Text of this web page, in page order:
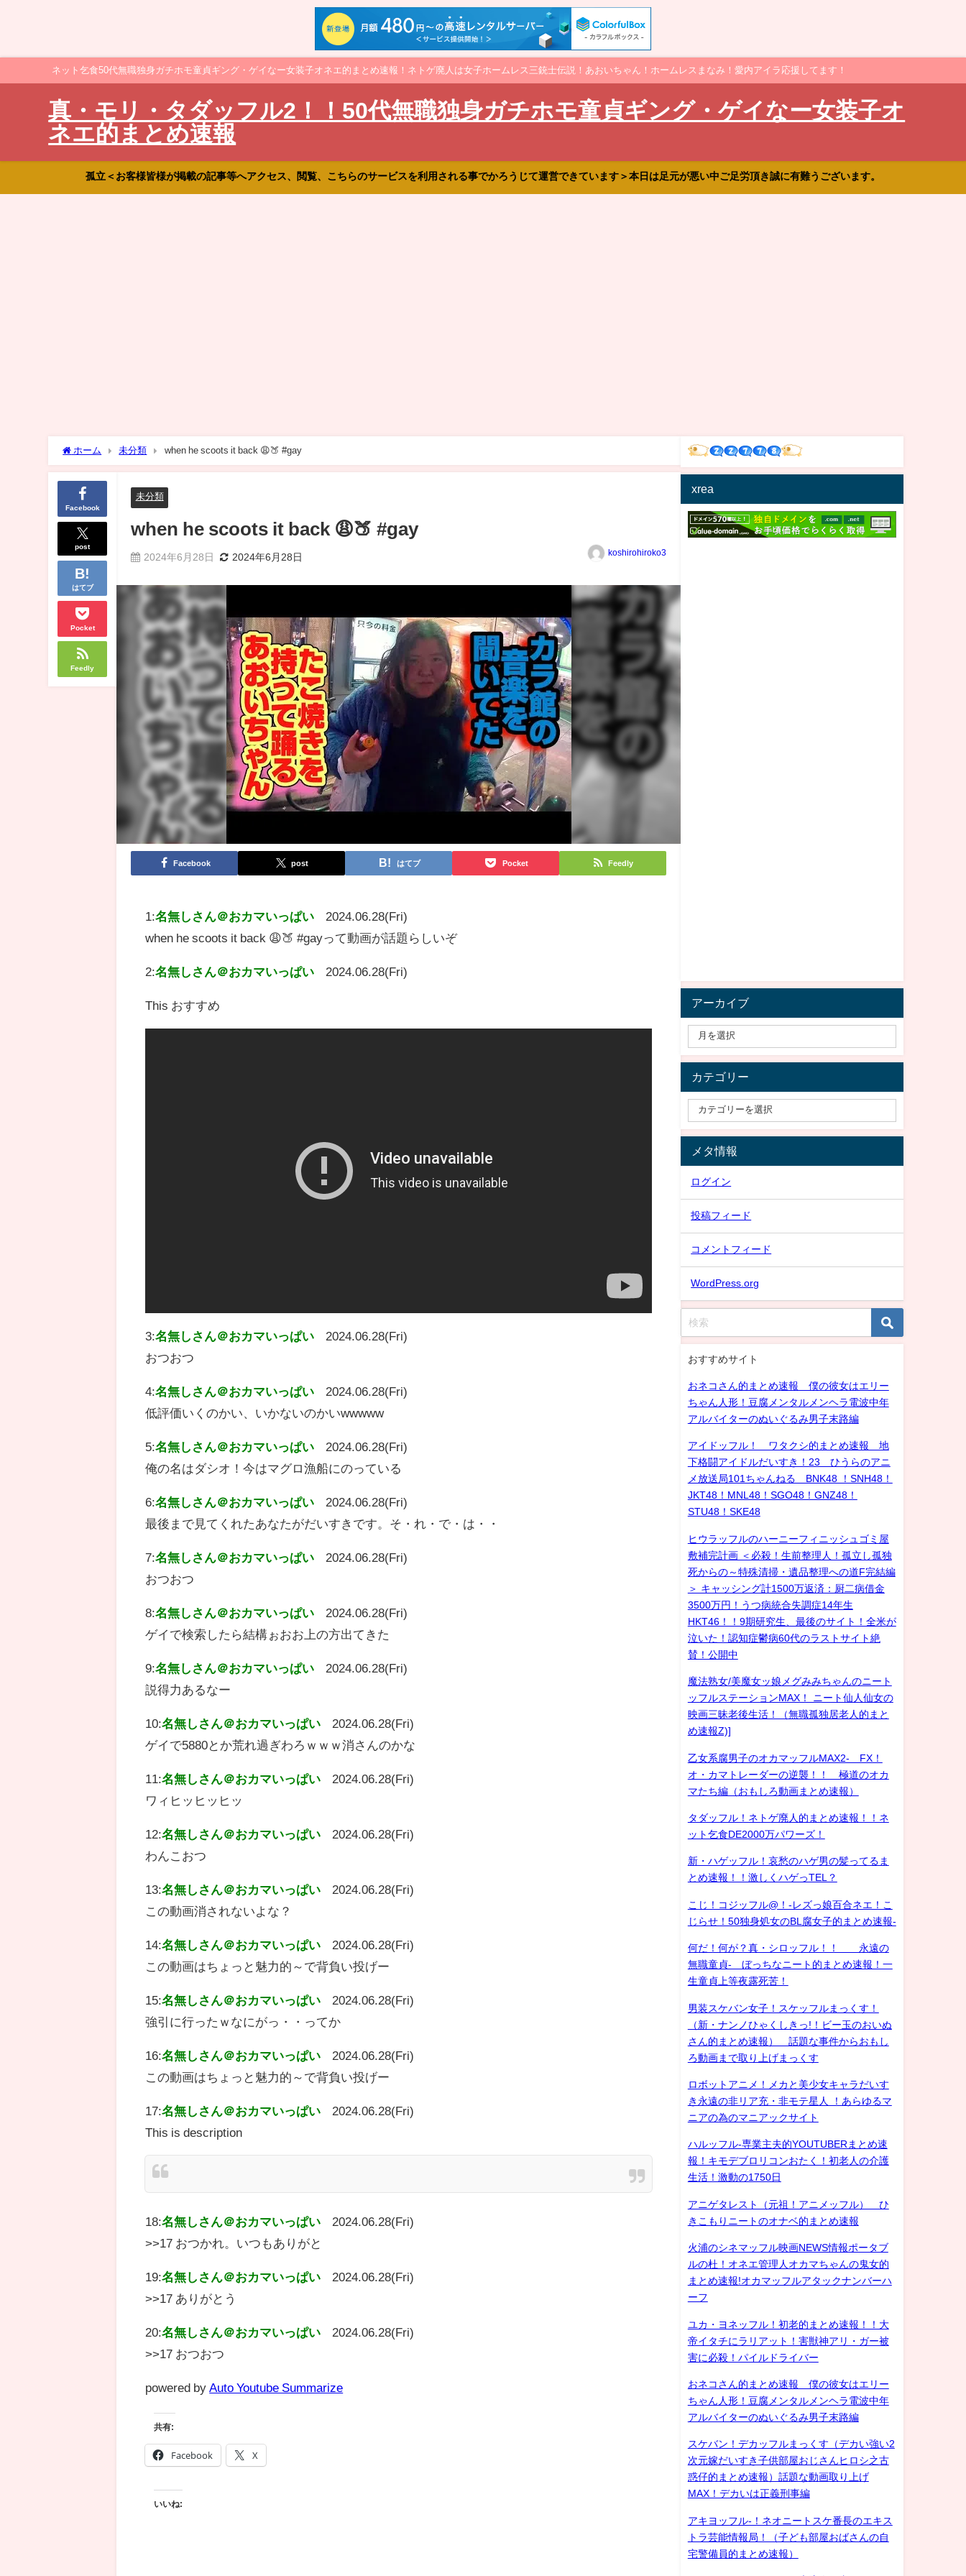
ネット乞食50代無職独身ガチホモ童貞ギング・ゲイなー女装子オネエ的まとめ速報！ネトゲ廃人は女子ホームレス三銃士伝説！あおいちゃん！ホームレスまなみ！愛内アイラ応援してます！
真・モリ・タダッフル2！！50代無職独身ガチホモ童貞ギング・ゲイなー女装子オ
ネエ的まとめ速報
孤立＜お客様皆様が掲載の記事等へアクセス、閲覧、こちらのサービスを利用される事でかろうじて運営できています＞本日は足元が悪い中ご足労頂き誠に有難うございます。
ホーム 未分類 when he scoots it back 😩🍑 #gay
Facebook
post
はてブ
Pocket
Feedly
未分類
when he scoots it back 😩🍑 #gay
2024年6月28日 2024年6月28日 koshirohiroko3
Facebook post はてブ Pocket Feedly
1:名無しさん＠おカマいっぱい
2024.06.28(Fri)
when he scoots it back 😩🍑 #gayって動画が話題らしいぞ
2:名無しさん＠おカマいっぱい 2024.06.28(Fri)
This おすすめ
3:名無しさん＠おカマいっぱい
2024.06.28(Fri)
おつおつ
4:名無しさん＠おカマいっぱい
2024.06.28(Fri)
低評価いくのかい、いかないのかいwwwww
5:名無しさん＠おカマいっぱい
2024.06.28(Fri)
俺の名はダシオ！今はマグロ漁船にのっている
6:名無しさん＠おカマいっぱい
2024.06.28(Fri)
最後まで見てくれたあなたがだいすきです。そ・れ・で・は・・
7:名無しさん＠おカマいっぱい
2024.06.28(Fri)
おつおつ
8:名無しさん＠おカマいっぱい
2024.06.28(Fri)
ゲイで検索したら結構ぉおお上の方出てきた
9:名無しさん＠おカマいっぱい
2024.06.28(Fri)
説得力あるなー
10:名無しさん＠おカマいっぱい
2024.06.28(Fri)
ゲイで5880とか荒れ過ぎわろｗｗｗ消さんのかな
11:名無しさん＠おカマいっぱい
2024.06.28(Fri)
ワィヒッヒッヒッ
12:名無しさん＠おカマいっぱい
2024.06.28(Fri)
わんこおつ
13:名無しさん＠おカマいっぱい
2024.06.28(Fri)
この動画消されないよな？
14:名無しさん＠おカマいっぱい
2024.06.28(Fri)
この動画はちょっと魅力的～で背負い投げー
15:名無しさん＠おカマいっぱい
2024.06.28(Fri)
強引に行ったｗなにがっ・・ってか
16:名無しさん＠おカマいっぱい
2024.06.28(Fri)
この動画はちょっと魅力的～で背負い投げー
17:名無しさん＠おカマいっぱい
2024.06.28(Fri)
This is description
18:名無しさん＠おカマいっぱい
2024.06.28(Fri)
>>17 おつかれ。いつもありがと
19:名無しさん＠おカマいっぱい
2024.06.28(Fri)
>>17 ありがとう
20:名無しさん＠おカマいっぱい
2024.06.28(Fri)
>>17 おつおつ
powered by Auto Youtube Summarize
共有:
Facebook X
いいね:
xrea
アーカイブ
カテゴリー
メタ情報
ログイン
投稿フィード
コメントフィード
WordPress.org
おすすめサイト
おネコさん的まとめ速報 僕の彼女はエリー
ちゃん人形！豆腐メンタルメンヘラ電波中年
アルバイターのぬいぐるみ男子末路編
アイドッフル！ ワタクシ的まとめ速報 地
下格闘アイドルだいすき！23 ひうらのアニ
メ放送局101ちゃんねる BNK48 ！SNH48！
JKT48！MNL48！SGO48！GNZ48！
STU48！SKE48
ヒウラッフルのハーニーフィニッシュゴミ屋
敷補完計画 ＜必殺！生前整理人！孤立し孤独
死からの～特殊清掃・遺品整理への道F完結編
＞ キャッシング計1500万返済：厨二病借金
3500万円！うつ病統合失調症14年生
HKT46！！9期研究生、最後のサイト！全米が
泣いた！認知症鬱病60代のラストサイト絶
賛！公開中
魔法熟女/美魔女ッ娘メグみみちゃんのニート
ッフルステーションMAX！ ニート仙人仙女の
映画三昧老後生活！（無職孤独居老人的まと
め速報Z)]
乙女系腐男子のオカマッフルMAX2- FX！
オ・カマトレーダーの逆襲！！ 極道のオカ
マたち編（おもしろ動画まとめ速報）
タダッフル！ネトゲ廃人的まとめ速報！！ネ
ット乞食DE2000万パワーズ！
新・ハゲッフル！哀愁のハゲ男の髪ってるま
とめ速報！！激しくハゲっTEL？
こじ！コジッフル@！-レズっ娘百合ネエ！こ
じらせ！50独身処女のBL腐女子的まとめ速報-
何だ！何が？真・シロッフル！！ 永遠の
無職童貞- ぼっちなニート的まとめ速報！一
生童貞上等夜露死苦！
男装スケバン女子！スケッフルまっくす！
（新・ナンノひゃくしきっ!！ビー玉のおいぬ
さん的まとめ速報） 話題な事件からおもし
ろ動画まで取り上げまっくす
ロボットアニメ！メカと美少女キャラだいす
き永遠の非リア充・非モテ星人 ！あらゆるマ
ニアの為のマニアックサイト
ハルッフル-専業主夫的YOUTUBERまとめ速
報！キモデブロリコンおたく！初老人の介護
生活！激動の1750日
アニゲタレスト（元祖！アニメッフル） ひ
きこもりニートのオナベ的まとめ速報
火浦のシネマッフル映画NEWS情報ポータブ
ルの杜！オネエ管理人オカマちゃんの鬼女的
まとめ速報!オカマッフルアタックナンバーハ
ーフ
ユカ・ヨネッフル！初老的まとめ速報！！大
帝イタチにラリアット！害獣神アリ・ガー被
害に必殺！パイルドライバー
おネコさん的まとめ速報 僕の彼女はエリー
ちゃん人形！豆腐メンタルメンヘラ電波中年
アルバイターのぬいぐるみ男子末路編
スケバン！デカッフルまっくす（デカい強い2
次元嫁だいすき子供部屋おじさんヒロシ之古
惑仔的まとめ速報）話題な動画取り上げ
MAX！デカいは正義刑事編
アキヨッフル-！ネオニートスケ番長のエキス
トラ芸能情報局！（子ども部屋おばさんの自
宅警備員的まとめ速報）